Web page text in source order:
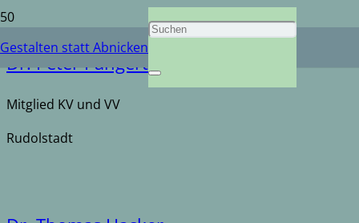
Gestalten statt Abnicken
Dr. Peter Pangert
Mitglied KV und VV
Rudolstadt